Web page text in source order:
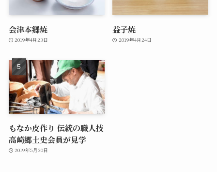
会津本郷焼
2019年4月23日
益子焼
2019年4月24日
もなか皮作り 伝統の職人技
高崎郷土史会員が見学
2019年5月30日